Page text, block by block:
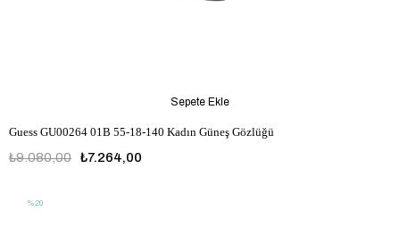
Guess GU00264 01B 55-18-140 Kadın Güneş Gözlüğü
₺7.264,00
₺9.080,00
Sepete Ekle
%20